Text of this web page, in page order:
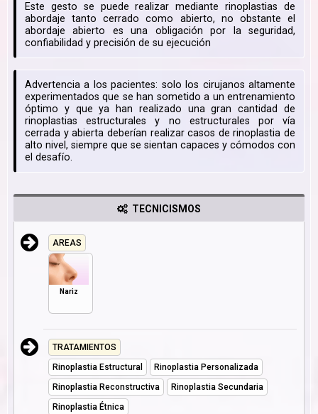
Este gesto se puede realizar mediante rinoplastias de
abordaje tanto cerrado como abierto, no obstante el
abordaje abierto es una obligación por la seguridad,
confiabilidad y precisión de su ejecución
Advertencia a los pacientes: solo los cirujanos altamente
experimentados que se han sometido a un entrenamiento
óptimo y que ya han realizado una gran cantidad de
rinoplastias estructurales y no estructurales por vía
cerrada y abierta deberían realizar casos de rinoplastia de
alto nivel, siempre que se sientan capaces y cómodos con
el desafío.
TECNICISMOS
AREAS
Nariz
TRATAMIENTOS
Rinoplastia Estructural
Rinoplastia Personalizada
Rinoplastia Reconstructiva
Rinoplastia Secundaria
Rinoplastia Étnica